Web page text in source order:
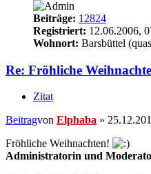
Beiträge: 12824
Registriert: 12.06.2006,
Wohnort: Barsbüttel
Re: Fröhliche
Zitat
Beitragvon Elphaba »
Fröhliche Weihnachten!
Administratorin und